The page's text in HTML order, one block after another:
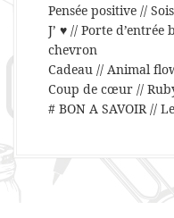
Pensée positive //
J’ ♥ // Porte
chevron
Cadeau // Animal
Coup de cœur //
# BON A SAVOIR //